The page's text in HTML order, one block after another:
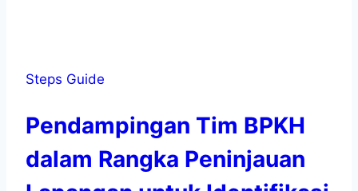
Steps Guide
Pendampingan Tim BPKH
dalam Rangka Peninjauan